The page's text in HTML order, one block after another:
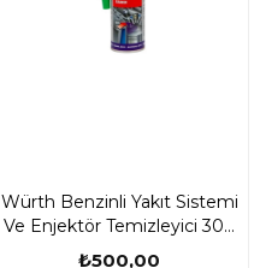
Würth Benzinli Yakıt Sistemi
Ve Enjektör Temizleyici 300
Ml
₺500,00